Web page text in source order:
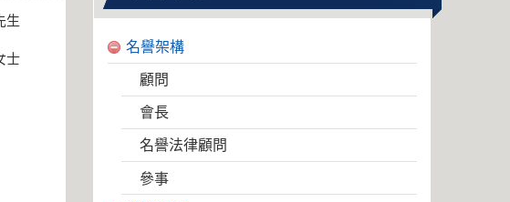
生
士
名譽架構
顧問
會長
名譽法律顧問
參事